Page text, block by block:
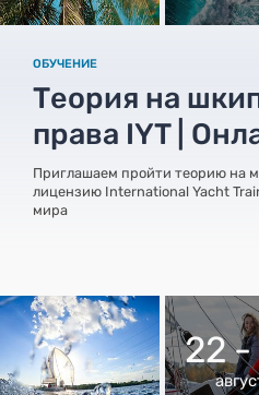
ОБУЧЕНИЕ
Теория на
права IYT |
Приглашаем пройти теорию на
лицензию International Yacht
мира
22 -